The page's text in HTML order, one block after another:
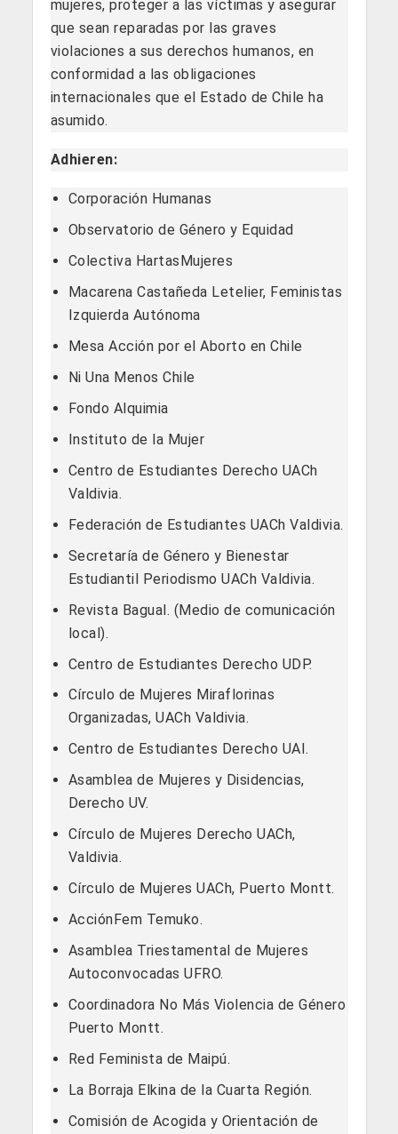
mujeres, proteger a las víctimas y asegurar
que sean reparadas por las graves
violaciones a sus derechos humanos, en
conformidad a las obligaciones
internacionales que el Estado de Chile ha
asumido.
Adhieren:
Corporación Humanas
Observatorio de Género y Equidad
Colectiva HartasMujeres
Macarena Castañeda Letelier, Feministas
Izquierda Autónoma
Mesa Acción por el Aborto en Chile
Ni Una Menos Chile
Fondo Alquimia
Instituto de la Mujer
Centro de Estudiantes Derecho UACh
Valdivia.
Federación de Estudiantes UACh Valdivia.
Secretaría de Género y Bienestar
Estudiantil Periodismo UACh Valdivia.
Revista Bagual. (Medio de comunicación
local).
Centro de Estudiantes Derecho UDP.
Círculo de Mujeres Miraflorinas
Organizadas, UACh Valdivia.
Centro de Estudiantes Derecho UAI.
Asamblea de Mujeres y Disidencias,
Derecho UV.
Círculo de Mujeres Derecho UACh,
Valdivia.
Círculo de Mujeres UACh, Puerto Montt.
AcciónFem Temuko.
Asamblea Triestamental de Mujeres
Autoconvocadas UFRO.
Coordinadora No Más Violencia de Género
Puerto Montt.
Red Feminista de Maipú.
La Borraja Elkina de la Cuarta Región.
Comisión de Acogida y Orientación de